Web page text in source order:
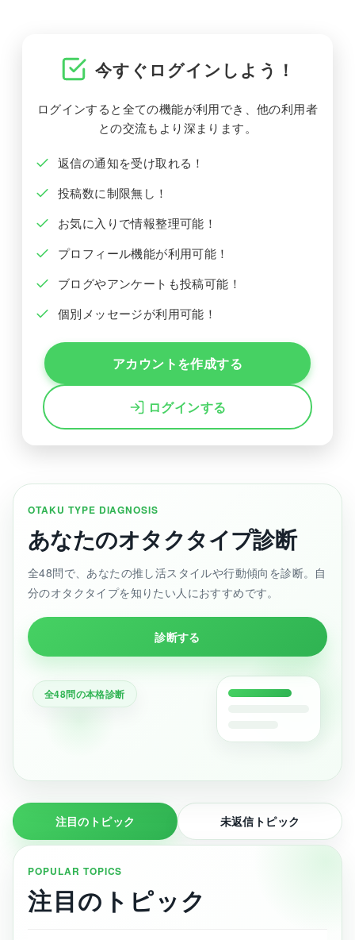
今すぐログインしよう！
ログインすると全ての機能が利用でき、他の利用者
との交流もより深まります。
返信の通知を受け取れる！
投稿数に制限無し！
お気に入りで情報整理可能！
プロフィール機能が利用可能！
ブログやアンケートも投稿可能！
個別メッセージが利用可能！
アカウントを作成する
ログインする
OTAKU TYPE DIAGNOSIS
あなたのオタクタイプ診断
全48問で、あなたの推し活スタイルや行動傾向を診断。自
分のオタクタイプを知りたい人におすすめです。
診断する
全48問の本格診断
注目のトピック 未返信トピック
POPULAR TOPICS
注目のトピック